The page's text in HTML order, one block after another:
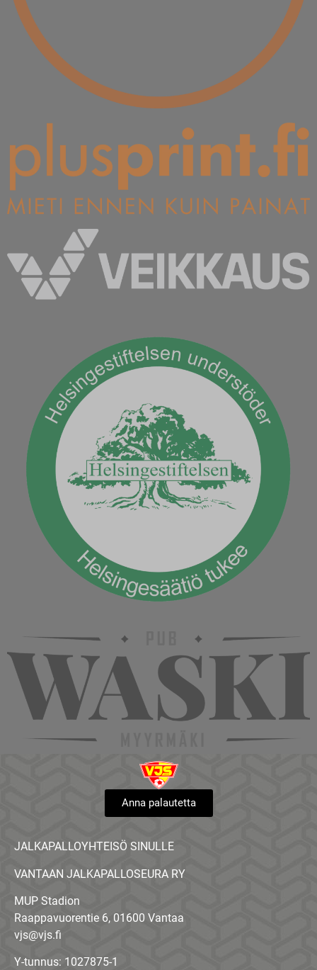
Anna palautetta
JALKAPALLOYHTEISÖ SINULLE
VANTAAN JALKAPALLOSEURA RY
MUP Stadion
Raappavuorentie 6, 01600 Vantaa
vjs@vjs.fi
Y-tunnus: 1027875-1